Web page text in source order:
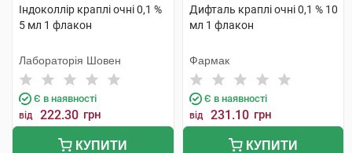
Індоколлір краплі очні 0,1 %
5 мл 1 флакон
Лабораторія Шовен
Є в наявності
від 222.30 грн
КУПИТИ
Дифталь краплі очні 0,1 % 10
мл 1 флакон
Фармак
Є в наявності
від 231.10 грн
КУПИТИ